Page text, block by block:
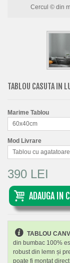
Cercul © din
TABLOU CASUTA IN
Marime Tablou
60x40cm
Mod Livrare
Tablou cu agatatoare
390 LEI
ADAUGA IN
TABLOU
din bumbac 100%
robust din lemn și
poate fi montat